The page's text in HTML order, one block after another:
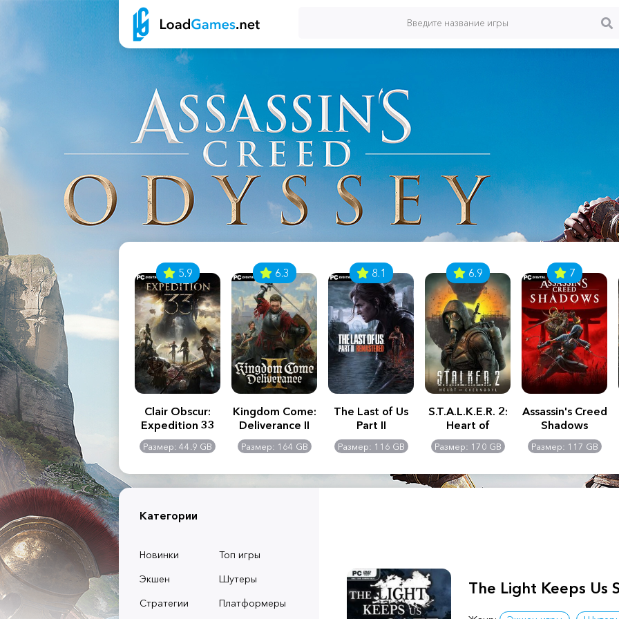
2:
-
GB
Assassin's Creed
Shadows
Размер: 117 GB
5.9
Clair Obscur:
Expedition 33
Размер: 44.9 GB
6.3
Kingdom Come:
Deliverance II
Размер: 164 GB
8.1
The Last of Us
Part II
Remastered
Размер: 116 GB
6.9
S.T.A.L.K.E.R. 2:
Heart of
Chernobyl -
Ultimate Edition
Размер: 170 GB
7
Assassin's Creed
Shadows
Размер: 117 GB
Категории
Новинки
Топ игры
Экшен
Шутеры
Стратегии
Платформеры
The Light Keeps Us